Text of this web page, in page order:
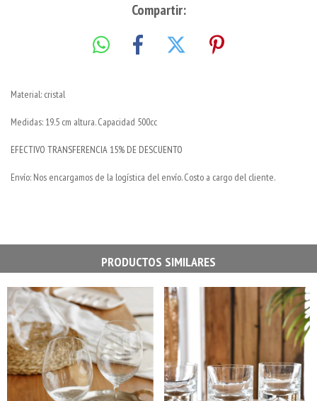
Compartir:
Material: cristal
Medidas: 19.5 cm altura. Capacidad 500cc
EFECTIVO TRANSFERENCIA 15% DE DESCUENTO
Envío: Nos encargamos de la logística del envío. Costo a cargo del cliente.
PRODUCTOS SIMILARES